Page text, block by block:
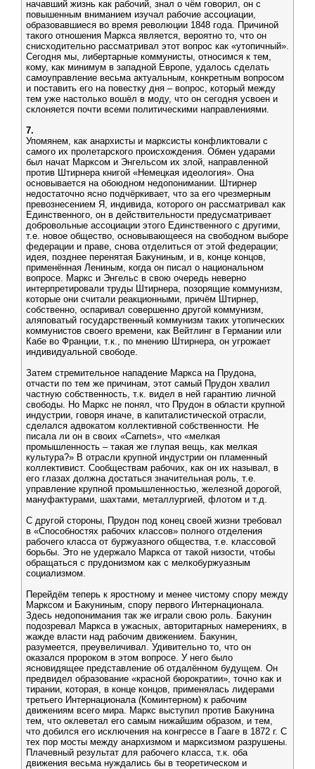
начавший жизнь как рабочий, знал о чём говорил, он с
повышенным вниманием изучал рабочие ассоциации,
образовавшиеся во время революции 1848 года. Причиной
такого отношения Маркса является, вероятно то, что он
снисходительно рассматривал этот вопрос как «утопичный».
Сегодня мы, либертарные коммунисты, относимся к тем,
кому, как минимум в западной Европе, удалось сделать
самоуправление весьма актуальным, конкретным вопросом
и поставить его на повестку дня – вопрос, который между
тем уже настолько вошёл в моду, что он сегодня усвоен и
склоняется почти всеми политическими направлениями.
7.
Упомянем, как анархисты и марксисты конфликтовали с
самого их пролетарского происхождения. Обмен ударами
был начат Марксом и Энгельсом их злой, направленной
против Штирнера книгой «Немецкая идеология». Она
основывается на обоюдном недопонимании. Штирнер
недостаточно ясно подчёркивает, что за его чрезмерным
превознесением Я, индивида, которого он рассматривал как
Единственного, он в действительности предусматривает
добровольные ассоциации этого Единственного с другими,
т.е. новое общество, основывающееся на свободном выборе
федерации и праве, снова отделиться от этой федерации;
идея, позднее перенятая Бакуниным, и в, конце концов,
применённая Лениным, когда он писал о национальном
вопросе. Маркс и Энгельс в свою очередь неверно
интерпретировали труды Штирнера, позорящие коммунизм,
которые они считали реакционными, причём Штирнер,
собственно, оспаривал совершенно другой коммунизм,
аляповатый государственный коммунизм таких утопических
коммунистов своего времени, как Вейтлинг в Германии или
Кабе во Франции, т.к., по мнению Штирнера, он угрожает
индивидуальной свободе.
Затем стремительное нападение Маркса на Прудона,
отчасти по тем же причинам, этот самый Прудон хвалил
частную собственность, т.к. видел в ней гарантию личной
свободы. Но Маркс не понял, что Прудон в области крупной
индустрии, говоря иначе, в капиталистической отрасли,
сделался адвокатом коллективной собственности. Не
писала ли он в своих «Carnets», что «мелкая
промышленность – такая же глупая вещь, как мелкая
культура?» В отрасли крупной индустрии он пламенный
коллективист. Сообществам рабочих, как он их называл, в
его глазах должна достаться значительная роль, т.е.
управление крупной промышленностью, железной дорогой,
мануфактурами, шахтами, металлургией, флотом и т.д.
С другой стороны, Прудон под конец своей жизни требовал
в «Способностях рабочих классов» полного отделения
рабочего класса от буржуазного общества, т.е. классовой
борьбы. Это не удержало Маркса от такой низости, чтобы
обращаться с прудонизмом как с мелкобуржуазным
социализмом.
Перейдём теперь к яростному и менее чистому спору между
Марксом и Бакуниным, спору первого Интернационала.
Здесь недопонимания так же играли свою роль. Бакунин
подозревал Маркса в ужасных, авторитарных намерениях, в
жажде власти над рабочим движением. Бакунин,
разумеется, преувеличивал. Удивительно то, что он
оказался пророком в этом вопросе. У него было
ясновидящее представление об отдалённом будущем. Он
предвидел образование «красной бюрократии», точно как и
тирании, которая, в конце концов, применялась лидерами
третьего Интернационала (Коминтерном) к рабочим
движениям всего мира. Маркс выступил против Бакунина
тем, что оклеветал его самым нижайшим образом, и тем,
что добился его исключения на конгрессе в Гааге в 1872 г. С
тех пор мосты между анархизмом и марксизмом разрушены.
Плачевный результат для рабочего класса, т.к. оба
движения весьма нуждались бы в теоретическом и